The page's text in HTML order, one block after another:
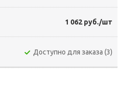
1 062 руб./шт
Доступно для заказа (3)